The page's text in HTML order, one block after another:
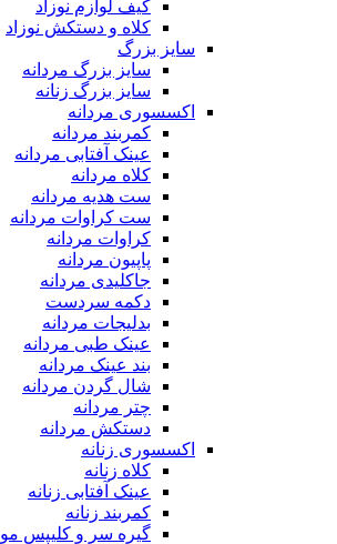
کیف لوازم نوزاد
کلاه و دستکش نوزاد
سایز بزرگ
سایز بزرگ مردانه
سایز بزرگ زنانه
اکسسوری مردانه
کمربند مردانه
عینک آفتابی مردانه
کلاه مردانه
ست هدیه مردانه
ست کراوات مردانه
کراوات مردانه
پاپیون مردانه
جاکلیدی مردانه
دکمه سردست
بدلیجات مردانه
عینک طبی مردانه
بند عینک مردانه
شال گردن مردانه
چتر مردانه
دستکش مردانه
اکسسوری زنانه
کلاه زنانه
عینک آفتابی زنانه
کمربند زنانه
گیره سر و کلیپس مو